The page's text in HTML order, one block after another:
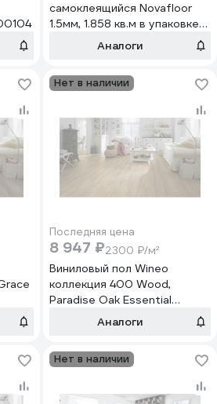
самоклеящийся Novafloor
1.5мм, 1.858 кв.м в упаковке
S-28 Доломит
Альпийский/Dolomite Aipine
Аналоги
Нет в наличии
Последняя цена
8 947 ₽2300 ₽/м²
Виниловый пол Wineo
коллекция 400 Wood,
Paradise Oak Essential
Аналоги
Нет в наличии